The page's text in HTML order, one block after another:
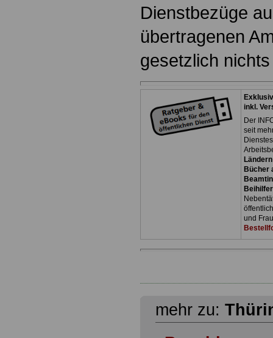
Dienstbezüge
übertragenen
gesetzlich
inkl.
Der
seit
Ländern
Bücher
und
mehr zu: